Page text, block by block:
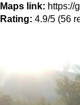
Maps link: https://
Rating: 4.9/5 (56